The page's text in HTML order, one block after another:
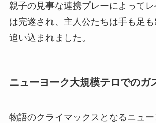
親子の見事な連携プレーによって
は完遂され、主人公たちは手も足
追い込まれました。
ニューヨーク大規模テロでのガ
物語のクライマックスとなるニュ